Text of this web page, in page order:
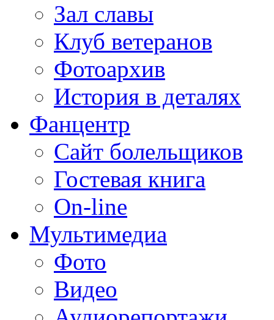
Зал славы
Клуб ветеранов
Фотоархив
История в деталях
Фанцентр
Сайт болельщиков
Гостевая книга
On-line
Мультимедиа
Фото
Видео